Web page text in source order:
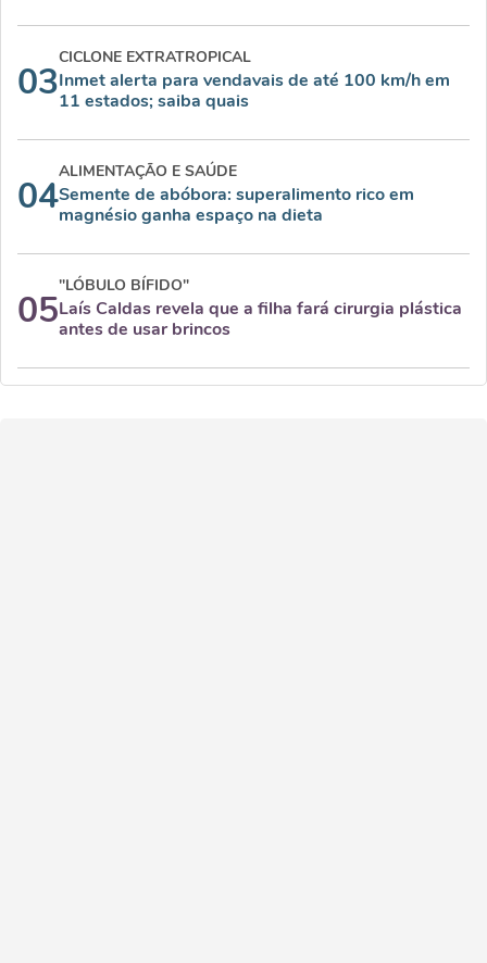
03
CICLONE EXTRATROPICAL
Inmet alerta para vendavais de até 100 km/h em
11 estados; saiba quais
04
ALIMENTAÇÃO E SAÚDE
Semente de abóbora: superalimento rico em
magnésio ganha espaço na dieta
05
"LÓBULO BÍFIDO"
Laís Caldas revela que a filha fará cirurgia plástica
antes de usar brincos